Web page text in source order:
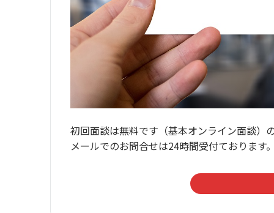
初回面談は無料です（基本オンライン面談）
メールでのお問合せは24時間受付ております